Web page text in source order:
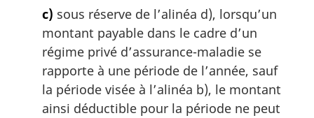
c) sous réserve de l’alinéa d), lorsqu’un
montant payable dans le cadre d’un
régime privé d’assurance-maladie se
rapporte à une période de l’année, sauf
la période visée à l’alinéa b), le montant
ainsi déductible pour la période ne peut